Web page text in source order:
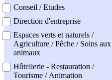
Conseil / Etudes
Direction d'entreprise
Espaces verts et naturels /
Agriculture / Pêche / Soins aux
animaux
Hôtellerie - Restauration /
Tourisme / Animation